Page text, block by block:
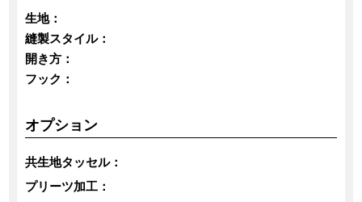
生地：
縫製スタイル：
開き方：
フック：
オプション
共生地タッセル：
プリーツ加工：